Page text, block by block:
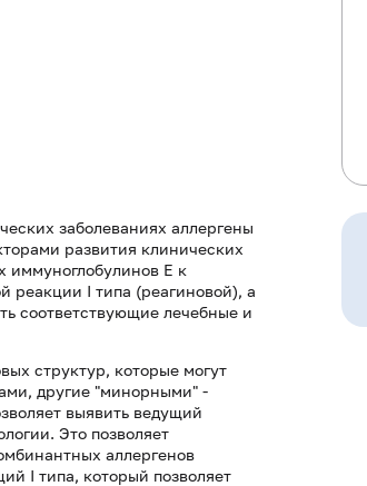
заболеваниях аллергены
развития клинических
иммуноглобулинов Е к
реакции I типа (реагиновой), а
соответствующие лечебные и
структур, которые могут
другие "минорными" -
выявить ведущий
Это позволяет
аллергенов
I типа, который позволяет